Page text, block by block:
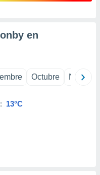
en
Octubre
13°C